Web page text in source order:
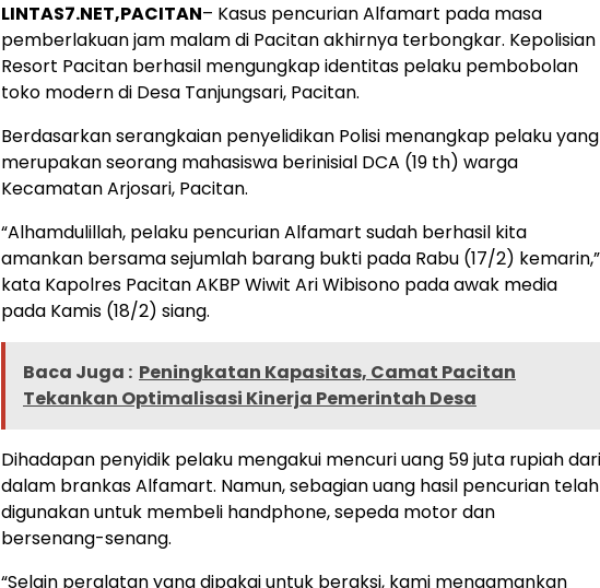
LINTAS7.NET,PACITAN– Kasus pencurian Alfamart pada masa
pemberlakuan jam malam di Pacitan akhirnya terbongkar. Kepolisian
Resort Pacitan berhasil mengungkap identitas pelaku pembobolan
toko modern di Desa Tanjungsari, Pacitan.
Berdasarkan serangkaian penyelidikan Polisi menangkap pelaku yang
merupakan seorang mahasiswa berinisial DCA (19 th) warga
Kecamatan Arjosari, Pacitan.
“Alhamdulillah, pelaku pencurian Alfamart sudah berhasil kita
amankan bersama sejumlah barang bukti pada Rabu (17/2) kemarin,”
kata Kapolres Pacitan AKBP Wiwit Ari Wibisono pada awak media
pada Kamis (18/2) siang.
Baca Juga : Peningkatan Kapasitas, Camat Pacitan
Tekankan Optimalisasi Kinerja Pemerintah Desa
Dihadapan penyidik pelaku mengakui mencuri uang 59 juta rupiah dari
dalam brankas Alfamart. Namun, sebagian uang hasil pencurian telah
digunakan untuk membeli handphone, sepeda motor dan
bersenang-senang.
“Selain peralatan yang dipakai untuk beraksi, kami mengamankan